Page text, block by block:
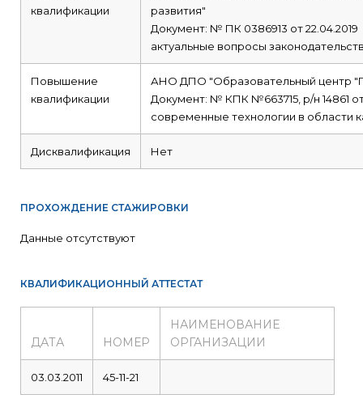
квалификации
развития"
Документ: № ПК 0386913 от 22.04.2019
актуальные вопросы
Повышение
квалификации
АНО ДПО "Образовательный
Документ: № КПК №663715, р/н 14861
современные технологии в области
Дисквалификация Нет
ПРОХОЖДЕНИЕ СТАЖИРОВКИ
Данные отсутствуют
КВАЛИФИКАЦИОННЫЙ АТТЕСТАТ
ДАТА НОМЕР
НАИМЕНОВАНИЕ
ОРГАНИЗАЦИИ
03.03.2011 45-11-21